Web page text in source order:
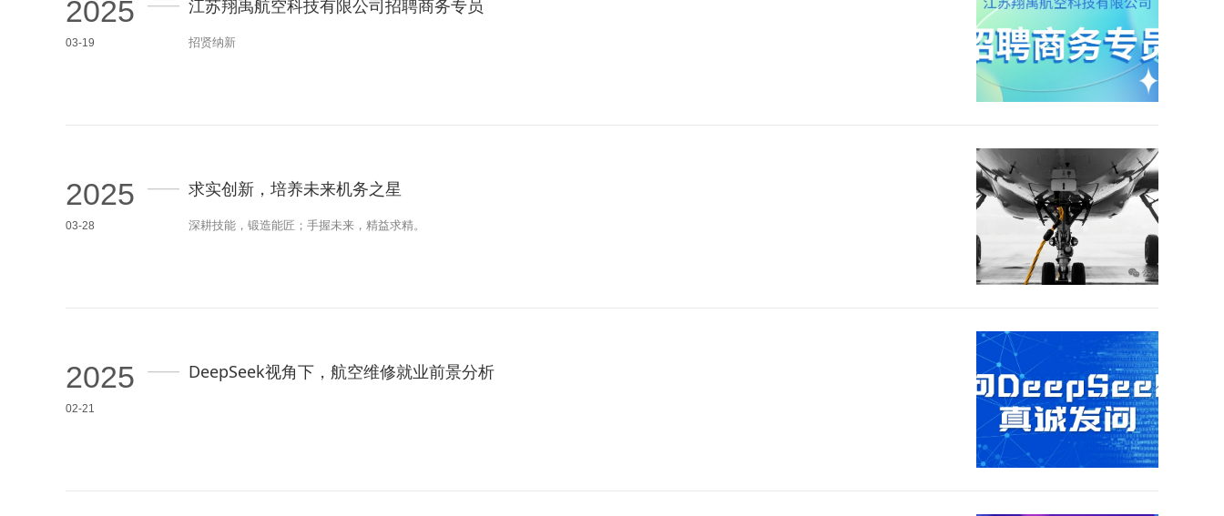
2025
03-19
江苏翔禹航空科技有限公司招聘商务专员
招贤纳新
2025
03-28
求实创新，培养未来机务之星
深耕技能，锻造能匠；手握未来，精益求精。
2025
02-21
DeepSeek视角下，航空维修就业前景分析